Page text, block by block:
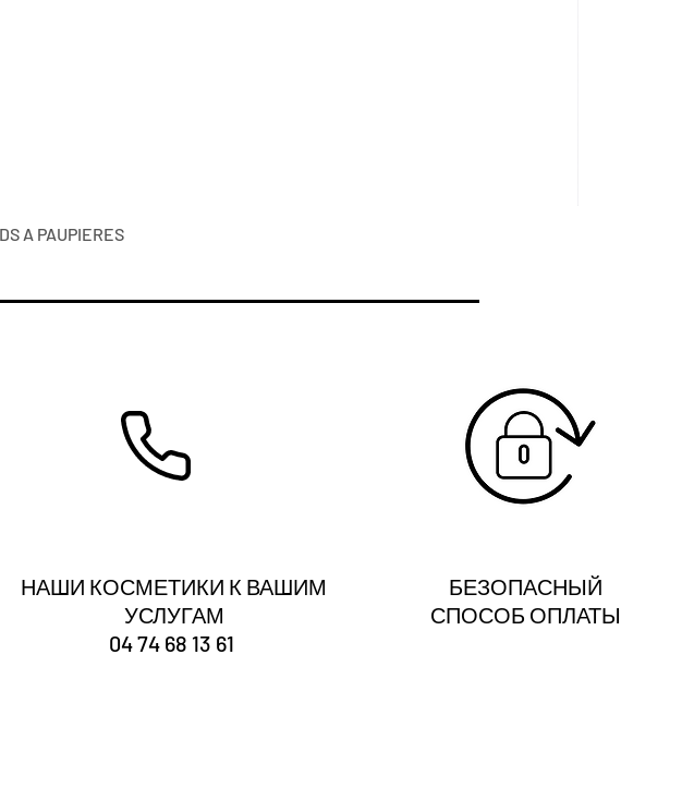
A PAUPIERES
НАШИ КОСМЕТИКИ К ВАШИМ
УСЛУГАМ
04 74 68 13 61
БЕЗОПАСНЫЙ
СПОСОБ ОПЛАТЫ